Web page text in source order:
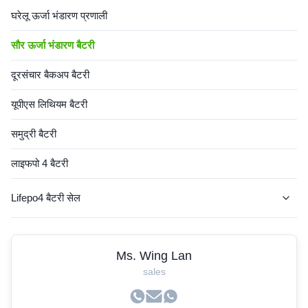
घरेलू ऊर्जा भंडारण प्रणाली
सौर ऊर्जा भंडारण बैटरी
दूरसंचार बैकअप बैटरी
यूपीएस लिथियम बैटरी
समुद्री बैटरी
लाइफपो 4 बैटरी
Lifepo4 बैटरी सेल
Ms. Wing Lan
sales